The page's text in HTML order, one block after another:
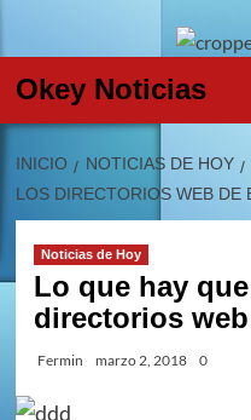
content
Okey Noticias
INICIO NOTICIAS DE HOY
LOS DIRECTORIOS WEB DE
Noticias de Hoy
Lo que hay
directorios
Fermin marzo 2, 2018 0